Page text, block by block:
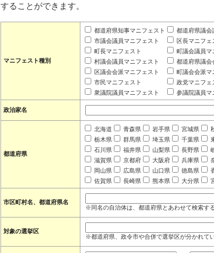
することができます。
マニフェスト種別
都道府県知事マニフェスト 都道府県議会
市議会議員マニフェスト
区長マニフェ
町長マニフェスト
町議会議員マ
村議会議員マニフェスト
都道府県議会
区議会会派マニフェスト
町議会会派マ
市民マニフェスト
政党マニフェ
衆議院議員マニフェスト
参議院議員マ
政治家名
都道府県
北海道 青森県 岩手県 宮城県
栃木県
群馬県 埼玉県 千葉県
石川県
福井県 山梨県 長野県
滋賀県
京都府 大阪府 兵庫県
岡山県
広島県 山口県 徳島県
佐賀県
長崎県 熊本県 大分県
市区町村名、都道府県名
※同名の自治体は、都道府県とあわせて検索す
対象の選挙区
※都道府県、政令市や合併で選挙区が分かれて